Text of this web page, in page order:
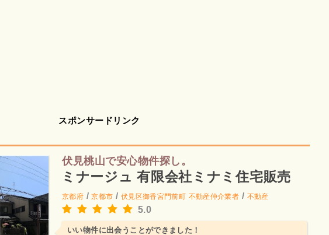
スポンサードリンク
伏見桃山で安心物件探し。
ミナージュ 有限会社ミナミ住宅販売
京都府 /京都市 / 伏見区御香宮門前町 不動産仲介業者 / 不動産
5.0
いい物件に出会うことができました！